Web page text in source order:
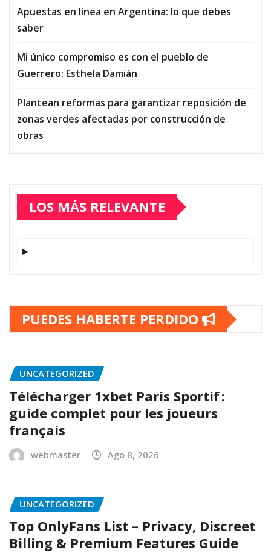
Apuestas en línea en Argentina: lo que debes
saber
Mi único compromiso es con el pueblo de
Guerrero: Esthela Damián
Plantean reformas para garantizar reposición de
zonas verdes afectadas por construcción de
obras
LOS MÁS RELEVANTE
PUEDES HABERTE PERDIDO
UNCATEGORIZED
Télécharger 1xbet Paris Sportif :
guide complet pour les joueurs
français
webmaster Ago 8, 2026
UNCATEGORIZED
Top OnlyFans List – Privacy, Discreet
Billing & Premium Features Guide